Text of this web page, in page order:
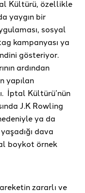
Kültürü, özellikle
yaygın bir
sosyal
kampanyası ya
gösteriyor.
ardından
yapılan
İptal Kültürü’nün
J.K Rowling
ya da
dava
boykot örnek
zararlı ve